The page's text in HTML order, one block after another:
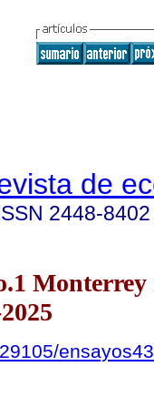
de
2448-8402
Monterrey